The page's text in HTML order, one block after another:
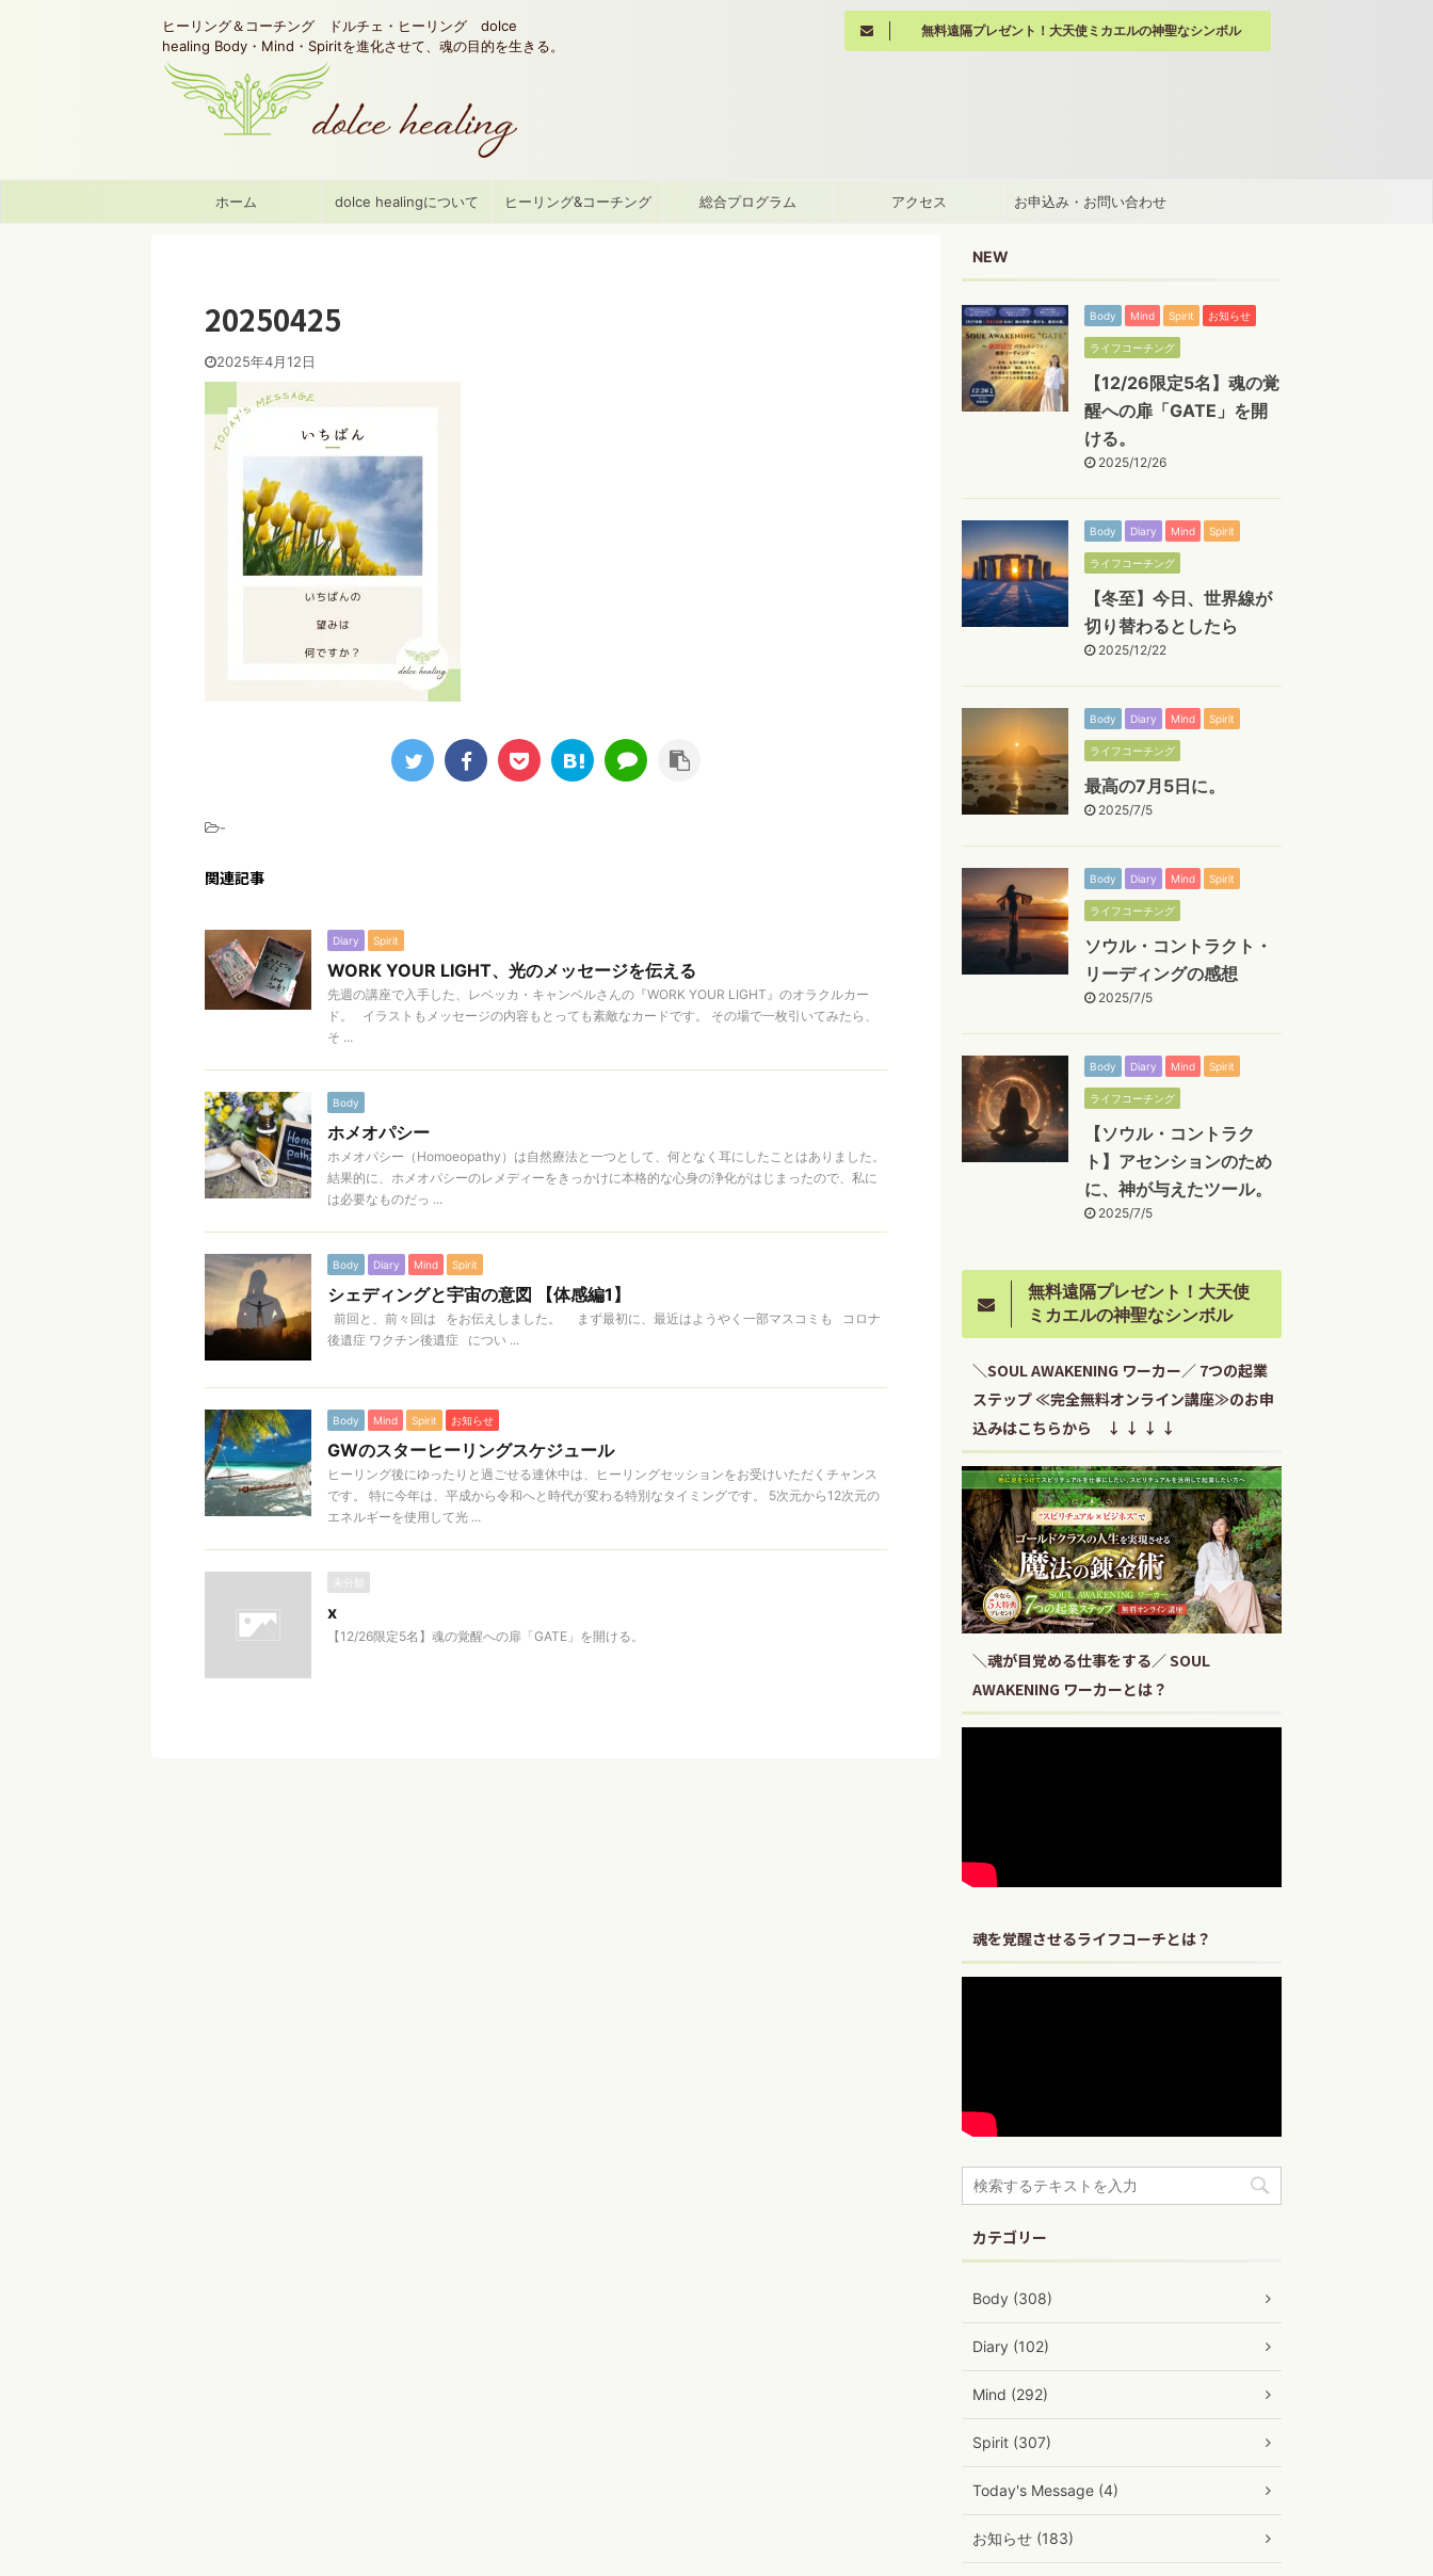
ヒーリング＆コーチング ドルチェ・ヒーリング dolce
healing Body・Mind・Spiritを進化させて、魂の目的を生きる。
無料遠隔プレゼント！大天使ミカエルの神聖なシンボル
ホーム dolce healingについて ヒーリング&コーチング 総合プログラム アクセス お申込み・お問い合わせ
20250425
2025年4月12日
-
関連記事
Diary Spirit
WORK YOUR LIGHT、光のメッセージを伝える
先週の講座で入手した、レベッカ・キャンベルさんの『WORK YOUR LIGHT』のオラクルカー
ド。 イラストもメッセージの内容もとっても素敵なカードです。 その場で一枚引いてみたら、
そ ...
Body
ホメオパシー
ホメオパシー（Homoeopathy）は自然療法と一つとして、何となく耳にしたことはありました。
結果的に、ホメオパシーのレメディーをきっかけに本格的な心身の浄化がはじまったので、私に
は必要なものだっ ...
Body Diary Mind Spirit
シェディングと宇宙の意図 【体感編1】
前回と、前々回は をお伝えしました。 まず最初に、最近はようやく一部マスコミも コロナ
後遺症 ワクチン後遺症 につい ...
Body Mind Spirit お知らせ
GWのスターヒーリングスケジュール
ヒーリング後にゆったりと過ごせる連休中は、ヒーリングセッションをお受けいただくチャンス
です。 特に今年は、平成から令和へと時代が変わる特別なタイミングです。 5次元から12次元の
エネルギーを使用して光 ...
未分類
x
【12/26限定5名】魂の覚醒への扉「GATE」を開ける。
NEW
Body Mind Spirit お知らせ
ライフコーチング
【12/26限定5名】魂の覚
醒への扉「GATE」を開
ける。
2025/12/26
Body Diary Mind Spirit
ライフコーチング
【冬至】今日、世界線が
切り替わるとしたら
2025/12/22
Body Diary Mind Spirit
ライフコーチング
最高の7月5日に。
2025/7/5
Body Diary Mind Spirit
ライフコーチング
ソウル・コントラクト・
リーディングの感想
2025/7/5
Body Diary Mind Spirit
ライフコーチング
【ソウル・コントラク
ト】アセンションのため
に、神が与えたツール。
2025/7/5
無料遠隔プレゼント！大天使
ミカエルの神聖なシンボル
＼SOUL AWAKENING ワーカー／ 7つの起業
ステップ ≪完全無料オンライン講座≫のお申
込みはこちらから ↓ ↓ ↓ ↓
＼魂が目覚める仕事をする／ SOUL
AWAKENING ワーカーとは？
魂を覚醒させるライフコーチとは？
カテゴリー
Body (308)
Diary (102)
Mind (292)
Spirit (307)
Today's Message (4)
お知らせ (183)